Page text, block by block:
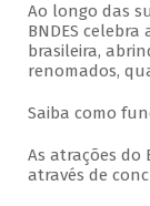
Ao longo das
BNDES
brasileira,
renomados,
Saiba como
As atrações do
através de